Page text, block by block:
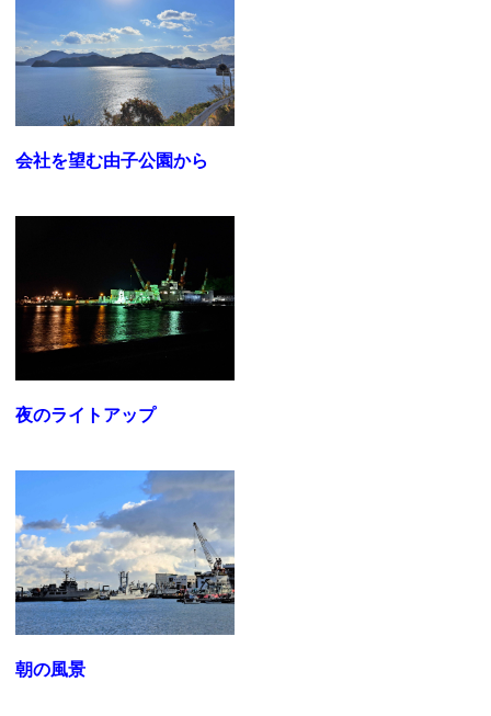
会社を望む由子公園から
夜のライトアップ
朝の風景